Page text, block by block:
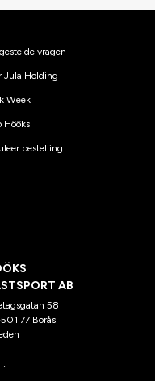
vragen
Jula Holding
Week
Hööks
bestelling
AB
58
77 Borås